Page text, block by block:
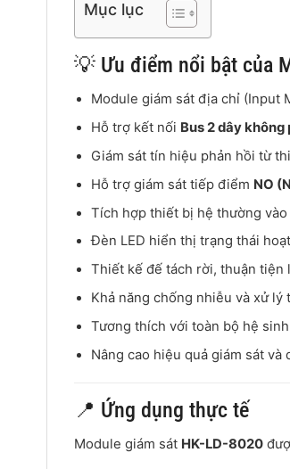
Mục lục
💡 Ưu điểm nổi bật của
Module giám sát địa chỉ (Input
Hỗ trợ kết nối Bus 2 dây không
Giám sát tín hiệu phản hồi từ
Hỗ trợ giám sát tiếp điểm NO
Tích hợp thiết bị hệ thường
Đèn LED hiển thị trạng thái
Thiết kế đế tách rời, thuận tiện
Khả năng chống nhiễu và xử lý
Tương thích với toàn bộ hệ
Nâng cao hiệu quả giám sát và
📍 Ứng dụng thực tế
Module giám sát HK-LD-8020